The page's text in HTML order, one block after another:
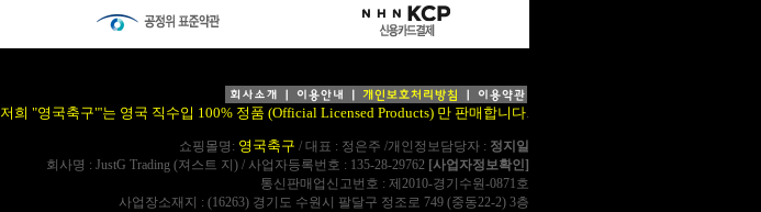
저희 "영국축구"'는 영국 직수입 100% 정품 (Official Licensed Products) 만 판매합니다.
쇼핑몰명: 영국축구 / 대표 : 정은주 /개인정보담당자 : 정지일
회사명 : JustG Trading (져스트 지) / 사업자등록번호 : 135-28-29762 [사업자정보확인]
통신판매업신고번호 : 제2010-경기수원-0871호
사업장소재지 : (16263) 경기도 수원시 팔달구 정조로 749 (중동22-2) 3층